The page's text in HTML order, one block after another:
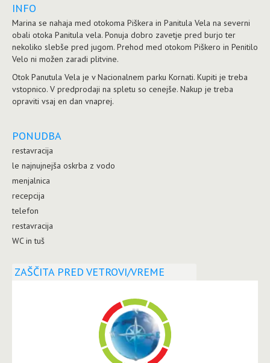
INFO
Marina se nahaja med otokoma Piškera in Panitula Vela na severni
obali otoka Panitula vela. Ponuja dobro zavetje pred burjo ter
nekoliko slebše pred jugom. Prehod med otokom Piškero in Penitilo
Velo ni možen zaradi plitvine.
Otok Panutula Vela je v Nacionalnem parku Kornati. Kupiti je treba
vstopnico. V predprodaji na spletu so cenejše. Nakup je treba
opraviti vsaj en dan vnaprej.
PONUDBA
restavracija
le najnujnejša oskrba z vodo
menjalnica
recepcija
telefon
restavracija
WC in tuš
ZAŠČITA PRED VETROVI/VREME